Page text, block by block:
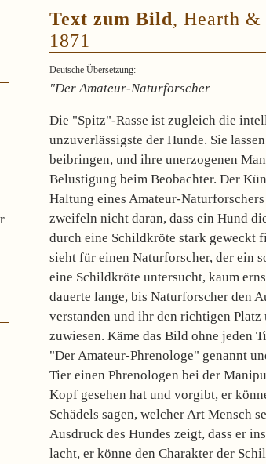
Text zum Bild, Hearth &
1871
Deutsche Übersetzung:
"Der Amateur-Naturforscher
Die "Spitz"-Rasse ist zugleich die
unzuverlässigste der Hunde. Sie
beibringen, und ihre unerzogenen
Belustigung beim Beobachter. Der
Haltung eines Amateur-
zweifeln nicht daran, dass ein Hund
durch eine Schildkröte stark geweckt
sieht für einen Naturforscher, der ein
eine Schildkröte untersucht, kaum
dauerte lange, bis Naturforscher den
verstanden und ihr den richtigen
zuwiesen. Käme das Bild ohne jeden
"Der Amateur-Phrenologe" genannt
Tier einen Phrenologen bei der
Kopf gesehen hat und vorgibt, er
Schädels sagen, welcher Art Mensch
Ausdruck des Hundes zeigt, dass er
lacht, er könne den Charakter der